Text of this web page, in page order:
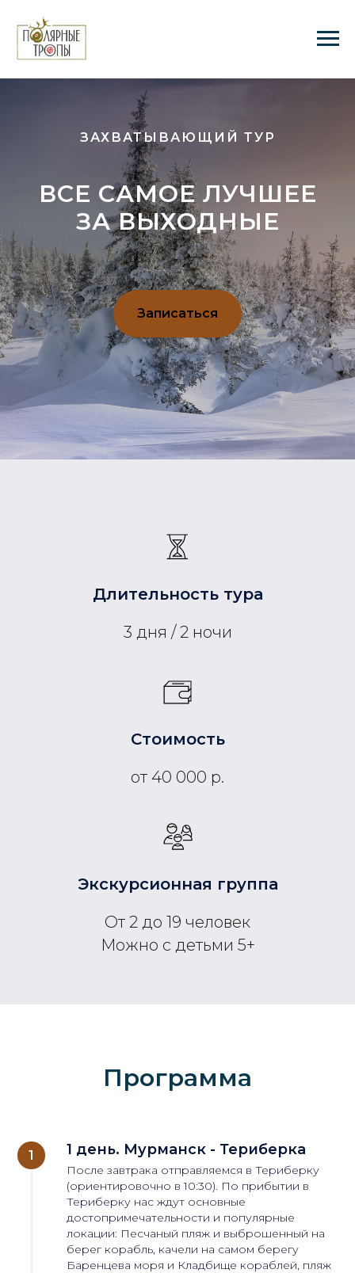
ЗАХВАТЫВАЮЩИЙ ТУР
ВСЕ САМОЕ ЛУЧШЕЕ
ЗА ВЫХОДНЫЕ
Записаться
Длительность тура
3 дня / 2 ночи
Стоимость
от 40 000 р.
Экскурсионная группа
От 2 до 19 человек
Можно с детьми 5+
Программа
1 день. Мурманск - Териберка
После завтрака отправляемся в Териберку
(ориентировочно в 10:30). По прибытии в
Териберку нас ждут основные
достопримечательности и популярные
локации: Песчаный пляж и выброшенный на
берег корабль, качели на самом берегу
Баренцева моря и Кладбище кораблей, пляж